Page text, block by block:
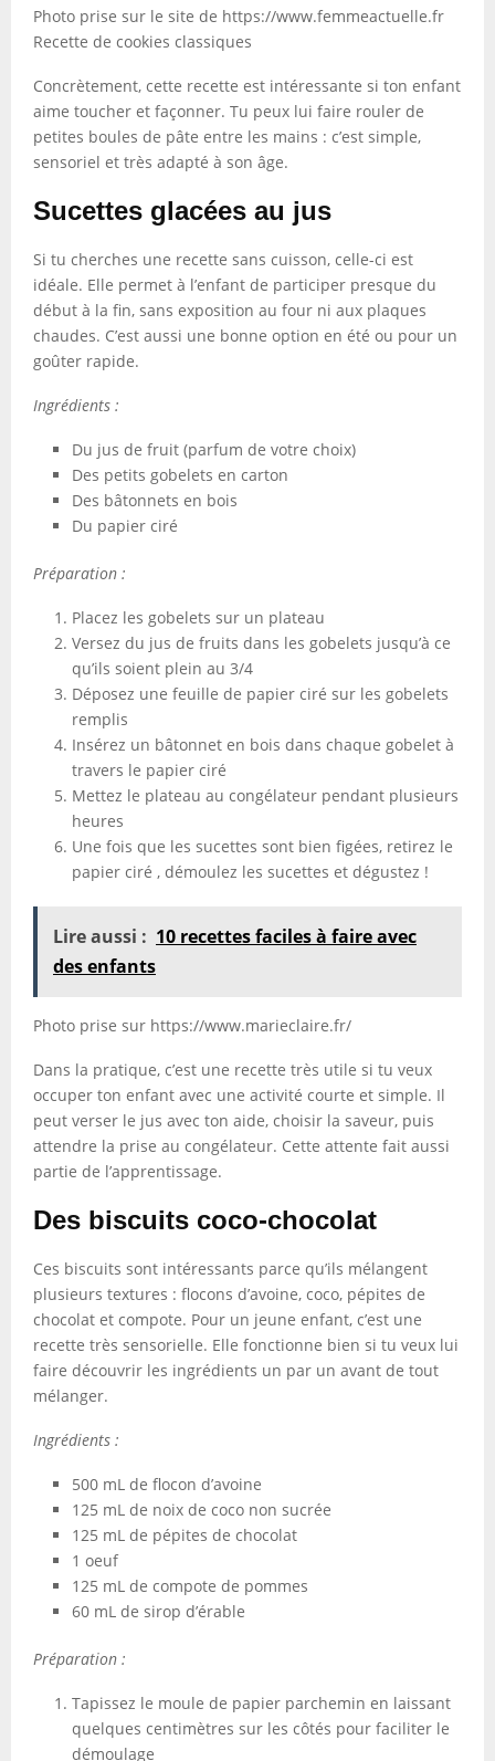
Photo prise sur le site de https://www.femmeactuelle.fr
Recette de cookies classiques
Concrètement, cette recette est intéressante si ton enfant
aime toucher et façonner. Tu peux lui faire rouler de
petites boules de pâte entre les mains : c’est simple,
sensoriel et très adapté à son âge.
Sucettes glacées au jus
Si tu cherches une recette sans cuisson, celle-ci est
idéale. Elle permet à l’enfant de participer presque du
début à la fin, sans exposition au four ni aux plaques
chaudes. C’est aussi une bonne option en été ou pour un
goûter rapide.
Ingrédients :
Du jus de fruit (parfum de votre choix)
Des petits gobelets en carton
Des bâtonnets en bois
Du papier ciré
Préparation :
Placez les gobelets sur un plateau
Versez du jus de fruits dans les gobelets jusqu’à ce
qu’ils soient plein au 3/4
Déposez une feuille de papier ciré sur les gobelets
remplis
Insérez un bâtonnet en bois dans chaque gobelet à
travers le papier ciré
Mettez le plateau au congélateur pendant plusieurs
heures
Une fois que les sucettes sont bien figées, retirez le
papier ciré , démoulez les sucettes et dégustez !
Lire aussi : 10 recettes faciles à faire avec
des enfants
Photo prise sur https://www.marieclaire.fr/
Dans la pratique, c’est une recette très utile si tu veux
occuper ton enfant avec une activité courte et simple. Il
peut verser le jus avec ton aide, choisir la saveur, puis
attendre la prise au congélateur. Cette attente fait aussi
partie de l’apprentissage.
Des biscuits coco-chocolat
Ces biscuits sont intéressants parce qu’ils mélangent
plusieurs textures : flocons d’avoine, coco, pépites de
chocolat et compote. Pour un jeune enfant, c’est une
recette très sensorielle. Elle fonctionne bien si tu veux lui
faire découvrir les ingrédients un par un avant de tout
mélanger.
Ingrédients :
500 mL de flocon d’avoine
125 mL de noix de coco non sucrée
125 mL de pépites de chocolat
1 oeuf
125 mL de compote de pommes
60 mL de sirop d’érable
Préparation :
Tapissez le moule de papier parchemin en laissant
quelques centimètres sur les côtés pour faciliter le
démoulage